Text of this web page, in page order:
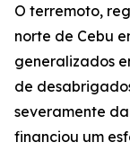
O terremoto,
norte de Cebu
generalizados
de
severamente
financiou um